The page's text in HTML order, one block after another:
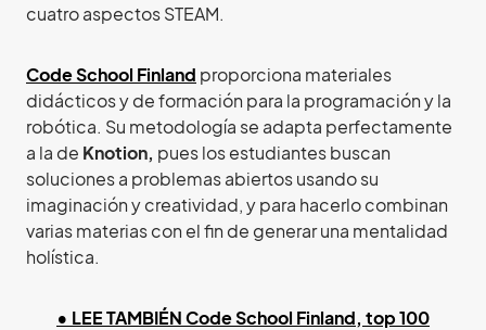
cuatro aspectos STEAM.
Code School Finland proporciona materiales
didácticos y de formación para la programación y la
robótica. Su metodología se adapta perfectamente
a la de Knotion, pues los estudiantes buscan
soluciones a problemas abiertos usando su
imaginación y creatividad, y para hacerlo combinan
varias materias con el fin de generar una mentalidad
holística.
• LEE TAMBIÉN Code School Finland, top 100